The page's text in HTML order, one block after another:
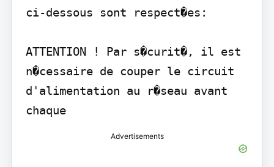
ci-dessous sont respect�es:
ATTENTION ! Par s�curit�, il est
n�cessaire de couper le circuit
d'alimentation au r�seau avant
chaque
Advertisements